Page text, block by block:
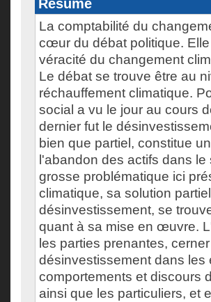
Résumé
La comptabilité du
cœur du débat politique.
véracité du changement
Le débat se trouve être au
réchauffement climatique.
social a vu le jour au cours
dernier fut le
bien que partiel, constitue
l'abandon des actifs dans
grosse problématique ici
climatique, sa solution
désinvestissement, se
quant à sa mise en œuvre.
les parties prenantes,
désinvestissement dans
comportements et discours
ainsi que les particuliers, et